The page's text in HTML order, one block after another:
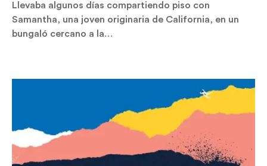
Llevaba algunos días compartiendo piso con
Samantha, una joven originaria de California, en un
bungaló cercano a la…